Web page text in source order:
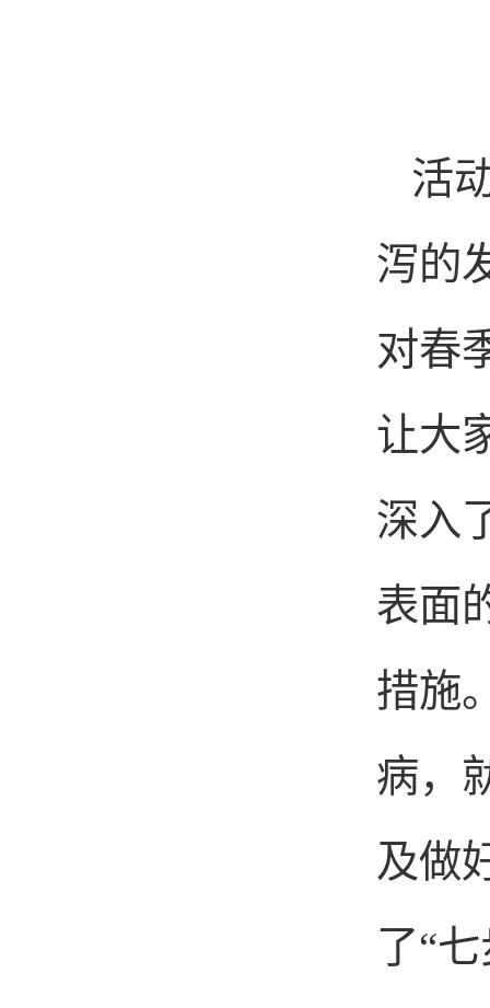
活
泻的
对春
让大
深入
表面
措施
病，
及做
了“